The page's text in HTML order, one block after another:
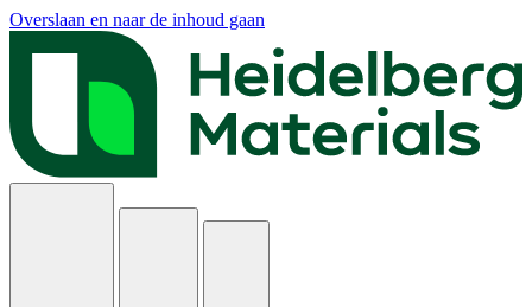
Overslaan en naar de inhoud gaan